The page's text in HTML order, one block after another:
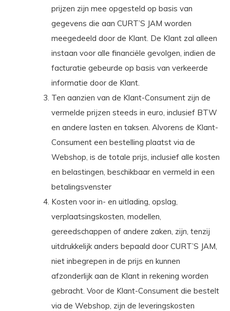
prijzen zijn mee opgesteld op basis van
gegevens die aan CURT’S JAM worden
meegedeeld door de Klant. De Klant zal alleen
instaan voor alle financiële gevolgen, indien de
facturatie gebeurde op basis van verkeerde
informatie door de Klant.
Ten aanzien van de Klant-Consument zijn de
vermelde prijzen steeds in euro, inclusief BTW
en andere lasten en taksen. Alvorens de Klant-
Consument een bestelling plaatst via de
Webshop, is de totale prijs, inclusief alle kosten
en belastingen, beschikbaar en vermeld in een
betalingsvenster
Kosten voor in- en uitlading, opslag,
verplaatsingskosten, modellen,
gereedschappen of andere zaken, zijn, tenzij
uitdrukkelijk anders bepaald door CURT’S JAM,
niet inbegrepen in de prijs en kunnen
afzonderlijk aan de Klant in rekening worden
gebracht. Voor de Klant-Consument die bestelt
via de Webshop, zijn de leveringskosten